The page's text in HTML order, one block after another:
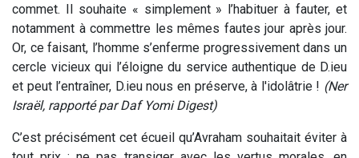
commet. Il souhaite « simplement » l’habituer à fauter, et
notamment à commettre les mêmes fautes jour après jour.
Or, ce faisant, l’homme s’enferme progressivement dans un
cercle vicieux qui l’éloigne du service authentique de D.ieu
et peut l’entraîner, D.ieu nous en préserve, à l'idolâtrie ! (Ner
Israël, rapporté par Daf Yomi Digest)
C’est précisément cet écueil qu’Avraham souhaitait éviter à